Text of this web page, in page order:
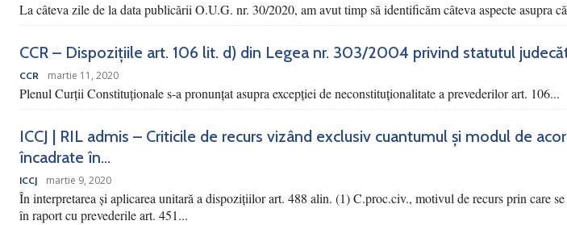
La câteva zile de la data publicării O.U.G. nr. 30/2020, am avut timp să identificăm câteva aspecte asupra
CCR – Dispozițiile art. 106 lit. d) din Legea nr. 303/2004 privind statutul
CCR martie 11, 2020
Plenul Curții Constituționale s-a pronunțat asupra excepției de neconstituționalitate a prevederilor art. 106...
ICCJ | RIL admis – Criticile de recurs vizând exclusiv cuantumul și modul de
încadrate în...
ICCJ martie 9, 2020
În interpretarea și aplicarea unitară a dispozițiilor art. 488 alin. (1) C.proc.civ., motivul de recurs prin care
în raport cu prevederile art. 451...